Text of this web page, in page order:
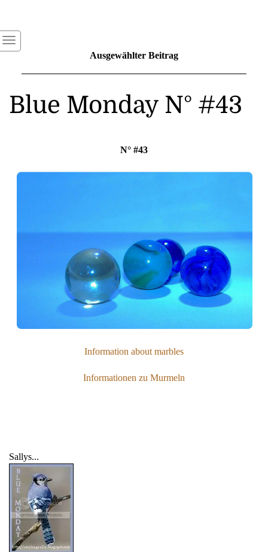
Ausgewählter Beitrag
Blue Monday N° #43
N° #43
Information about marbles
Informationen zu Murmeln
Sallys...